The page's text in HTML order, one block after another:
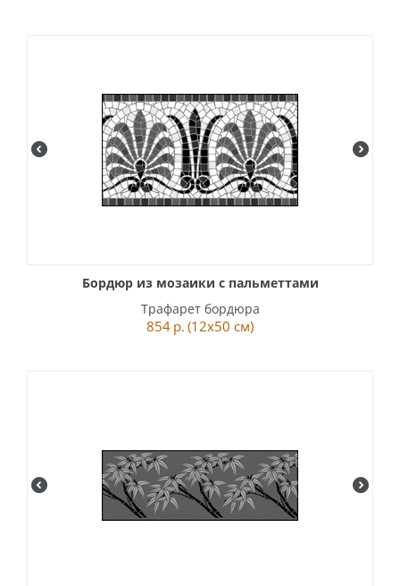
Бордюр из мозаики с пальметтами
Трафарет бордюра
854 р. (12x50 см)